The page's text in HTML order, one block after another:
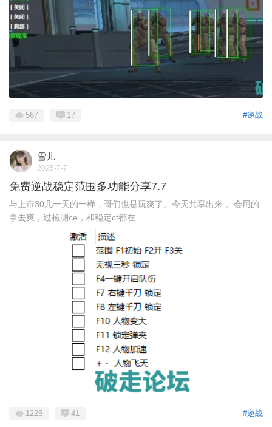
#逆战
567 17
雪儿
2025-7-7
免费逆战稳定范围多功能分享7.7
与上市30几一天的一样，哥们也是玩爽了。今天共享出来， 会用的
拿去爽，过检测ce，和稳定ct都在 ...
#逆战
1225 41